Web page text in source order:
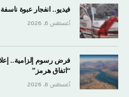
فيديو.. انفجار عبوة
أغسطس 6, 2026
فرض رسوم إلزامية..
“اتفاق هرمز”
أغسطس 6, 2026